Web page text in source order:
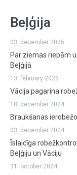
Beļģija
03. december 2025
Par ziemas riepām
Beļģijā
13. february 2025
Vācija pagarina
18. december 2024
Braukšanas
03. december 2024
Īslaicīga
Beļģiju un Vāciju
31. october 2024